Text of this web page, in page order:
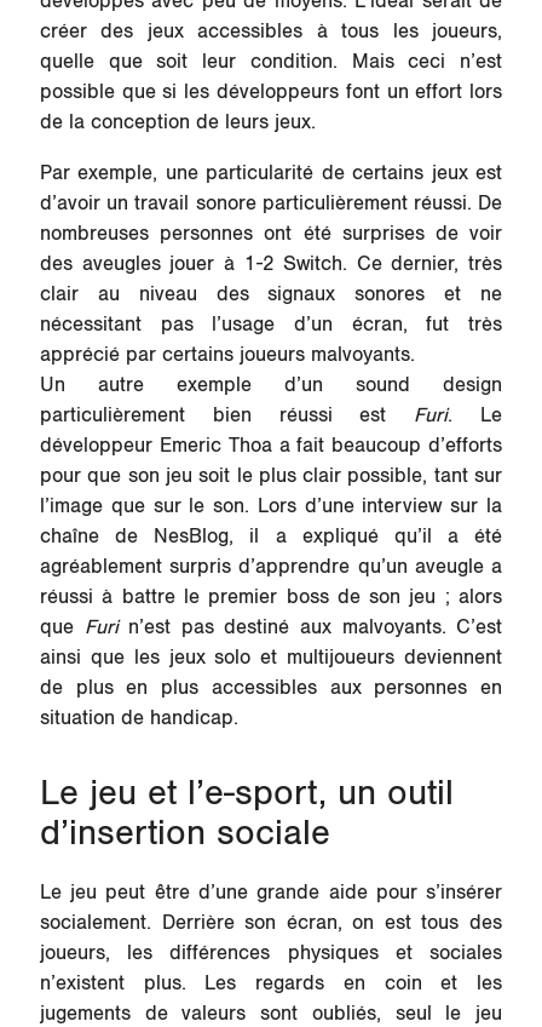
créer des jeux accessibles à tous les joueurs,
quelle que soit leur condition. Mais ceci n’est
possible que si les développeurs font un effort lors
de la conception de leurs jeux.
Par exemple, une particularité de certains jeux est
d’avoir un travail sonore particulièrement réussi. De
nombreuses personnes ont été surprises de voir
des aveugles jouer à 1-2 Switch. Ce dernier, très
clair au niveau des signaux sonores et ne
nécessitant pas l’usage d’un écran, fut très
apprécié par certains joueurs malvoyants.
Un autre exemple d’un sound design
particulièrement bien réussi est Furi. Le
développeur Emeric Thoa a fait beaucoup d’efforts
pour que son jeu soit le plus clair possible, tant sur
l’image que sur le son. Lors d’une interview sur la
chaîne de NesBlog, il a expliqué qu’il a été
agréablement surpris d’apprendre qu’un aveugle a
réussi à battre le premier boss de son jeu ; alors
que Furin’est pas destiné aux malvoyants. C’est
ainsi que les jeux solo et multijoueurs deviennent
de plus en plus accessibles aux personnes en
situation de handicap.
Le jeu et l’e-sport, un outil
d’insertion sociale
Le jeu peut être d’une grande aide pour s’insérer
socialement. Derrière son écran, on est tous des
joueurs, les différences physiques et sociales
n’existent plus. Les regards en coin et les
jugements de valeurs sont oubliés, seul le jeu